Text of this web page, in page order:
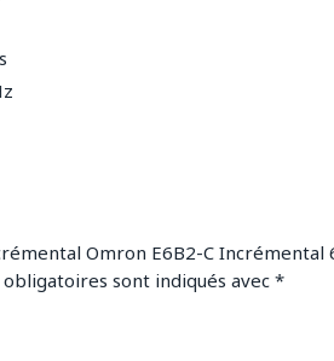
Omron E6B2-C
obligatoires sont indiqués avec *